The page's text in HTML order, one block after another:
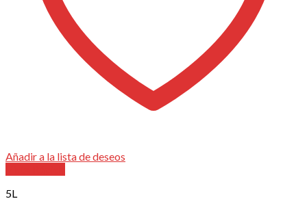
Añadir a la lista de deseos
5L